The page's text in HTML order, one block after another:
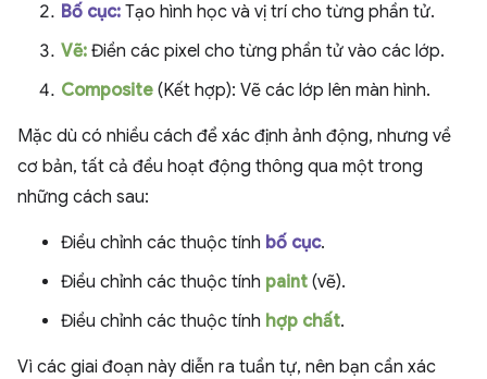
Bố cục: Tạo hình học và vị trí cho từng phần tử.
Vẽ: Điền các pixel cho từng phần tử vào các lớp.
Composite (Kết hợp): Vẽ các lớp lên màn hình.
Mặc dù có nhiều cách để xác định ảnh động, nhưng về
cơ bản, tất cả đều hoạt động thông qua một trong
những cách sau:
Điều chỉnh các thuộc tính bố cục.
Điều chỉnh các thuộc tính paint (vẽ).
Điều chỉnh các thuộc tính hợp chất.
Vì các giai đoạn này diễn ra tuần tự, nên bạn cần xác